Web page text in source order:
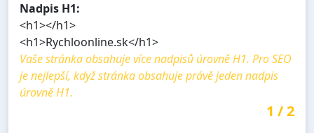
Nadpis H1:
<h1></h1>
<h1>Rychloonline.sk</h1>
Vaše stránka obsahuje více nadpisů úrovně H1. Pro SEO
je nejlepší, když stránka obsahuje právě jeden nadpis
úrovně H1.
1 /2